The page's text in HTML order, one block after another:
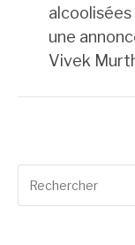
alcoolisées
une
Vivek